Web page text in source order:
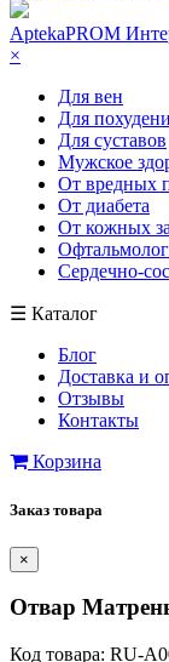
AptekaPROM
×
Для вен
Для
Для суставов
Мужское
От вредных
От диабета
От кожных
Сердечно-
☰ Каталог
Блог
Доставка и
Отзывы
Контакты
Корзина
Заказ товара
×
Отвар
Код товара: RU-